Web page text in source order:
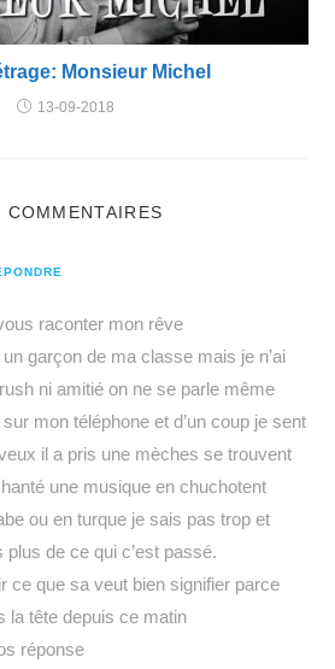
Monsieur Michel
13-09-2018
raconter mon rêve
un garçon de ma classe mais je n’ai
ni amitié on ne se parle même
sur mon téléphone et d’un coup je sent
il a pris une mèches se trouvent
une musique en chuchotent
ou en turque je sais pas trop et
plus de ce qui c’est passé.
ce que sa veut bien signifier parce
la tête depuis ce matin
réponse